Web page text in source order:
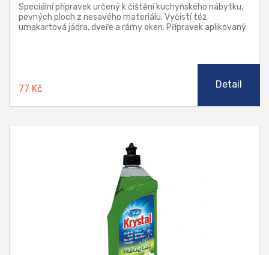
Speciální přípravek určený k čištění kuchyňského nábytku,
pevných ploch z nesavého materiálu. Vyčistí též
umakartová jádra, dveře a rámy oken. Přípravek aplikovaný
77 Kč Detail